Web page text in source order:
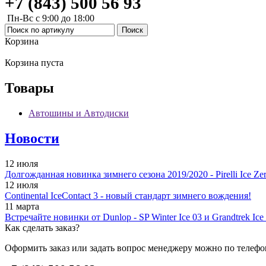
Пн-Вс с 9:00 до 18:00
Корзина
Корзина пуста
Товары
Автошины и Автодиски
Новости
12 июля
Долгожданная новинка зимнего сезона 2019/2020 - Pirelli Ice
12 июля
Continental IceContact 3 - новый стандарт зимнего вождения!
11 марта
Встречайте новинки от Dunlop - SP Winter Ice 03 и Grandtrek Ice
Как сделать заказ?
Оформить заказ или задать вопрос менеджеру можно по